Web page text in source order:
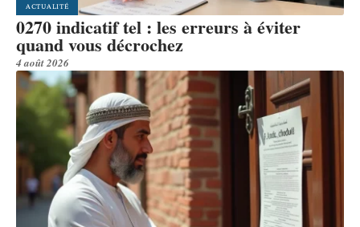
ACTUALITÉ
0270 indicatif tel : les erreurs à éviter
quand vous décrochez
4 août 2026